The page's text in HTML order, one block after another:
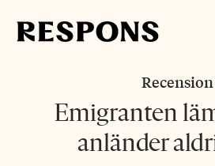
Recension
Emigranten
anländer